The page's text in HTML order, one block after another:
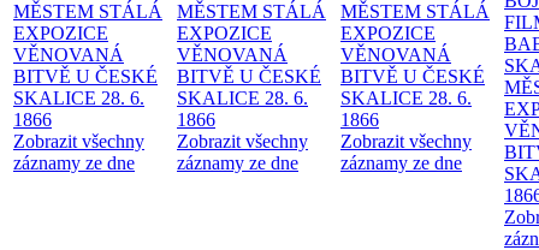
MĚSTEM STÁLÁ
EXPOZICE
VĚNOVANÁ
BITVĚ U ČESKÉ
SKALICE 28. 6.
1866
Zobrazit všechny
záznamy ze dne
MĚSTEM STÁLÁ
EXPOZICE
VĚNOVANÁ
BITVĚ U ČESKÉ
SKALICE 28. 6.
1866
Zobrazit všechny
záznamy ze dne
MĚSTEM STÁLÁ
EXPOZICE
VĚNOVANÁ
BITVĚ U ČESKÉ
SKALICE 28. 6.
1866
Zobrazit všechny
záznamy ze dne